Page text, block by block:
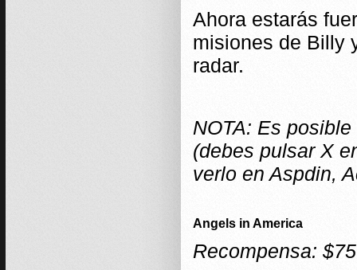
Ahora estarás
misiones de Billy
radar.
NOTA: Es
(debes pulsar X
verlo en Aspdin,
Angels in America
Recompensa: